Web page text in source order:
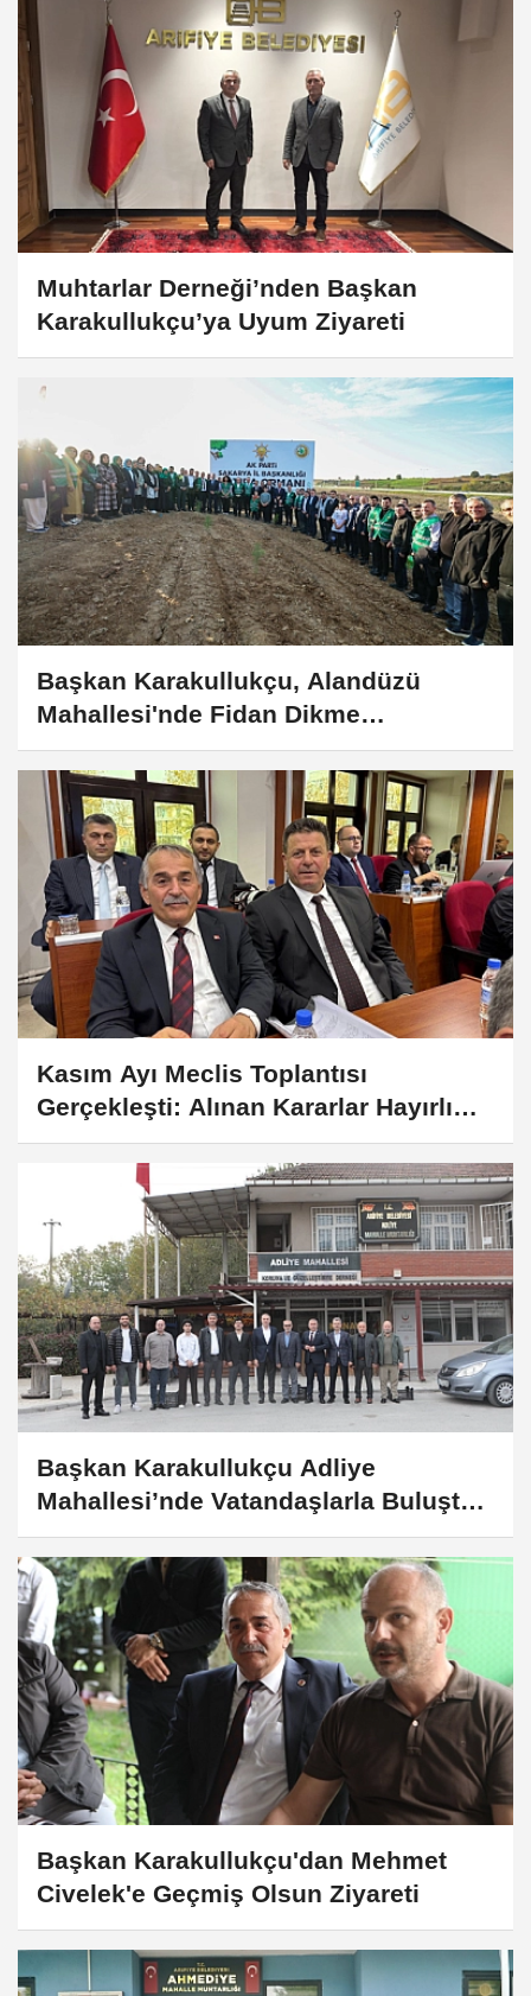
Muhtarlar Derneği’nden Başkan
Karakullukçu’ya Uyum Ziyareti
Başkan Karakullukçu, Alandüzü
Mahallesi'nde Fidan Dikme
Etkinliğine Katıldı
Kasım Ayı Meclis Toplantısı
Gerçekleşti: Alınan Kararlar Hayırlı
Olsun!
Başkan Karakullukçu Adliye
Mahallesi’nde Vatandaşlarla Buluştu,
Üretici Kadınları Ziyaret Etti
Başkan Karakullukçu'dan Mehmet
Civelek'e Geçmiş Olsun Ziyareti